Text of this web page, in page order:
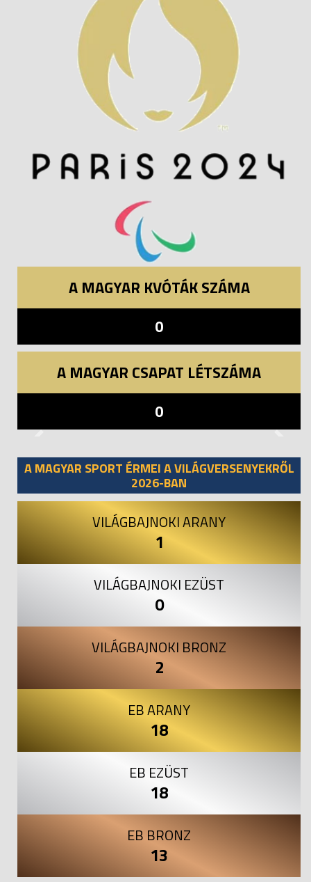
A MAGYAR KVÓTÁK SZÁMA
0
A MAGYAR CSAPAT LÉTSZÁMA
0
A MAGYAR SPORT ÉRMEI A VILÁGVERSENYEKRŐL
2026-BAN
VILÁGBAJNOKI ARANY
1
VILÁGBAJNOKI EZÜST
0
VILÁGBAJNOKI BRONZ
2
EB ARANY
18
EB EZÜST
18
EB BRONZ
13